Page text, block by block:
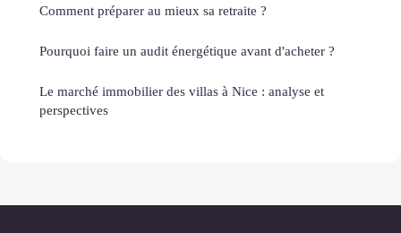
Comment préparer au mieux sa retraite ?
Pourquoi faire un audit énergétique avant d'acheter ?
Le marché immobilier des villas à Nice : analyse et
perspectives